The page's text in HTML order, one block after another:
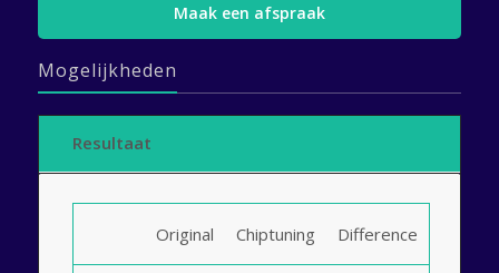
Maak een afspraak
Mogelijkheden
Resultaat
Original Chiptuning Difference